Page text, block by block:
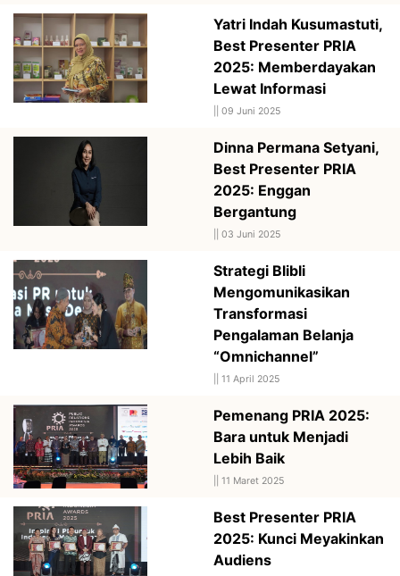
Yatri Indah Kusumastuti,
Best Presenter PRIA
2025: Memberdayakan
Lewat Informasi
09 Juni 2025
Dinna Permana Setyani,
Best Presenter PRIA
2025: Enggan
Bergantung
03 Juni 2025
Strategi Blibli
Mengomunikasikan
Transformasi
Pengalaman Belanja
“Omnichannel”
11 April 2025
Pemenang PRIA 2025:
Bara untuk Menjadi
Lebih Baik
11 Maret 2025
Best Presenter PRIA
2025: Kunci Meyakinkan
Audiens